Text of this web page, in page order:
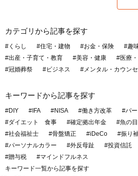
カテゴリから記事を探す
#くらし #住宅・建物 #お金・保険 #趣
#出産・子育て・教育
#美容・健康 #医療
#冠婚葬祭
#ビジネス #メンタル・カウン
キーワードから記事を探す
#DIY #IFA #NISA #働き方改革
#パ
#ダイエット 食事
#確定拠出年金 #魚の目
#社会福祉士
#骨盤矯正 #iDeCo #振り袖
#パーソナルカラー
#外反母趾 #投資信託
#贈与税
#マインドフルネス
キーワード一覧から記事を探す